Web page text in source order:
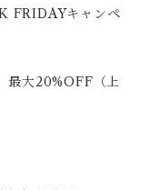
FRIDAYキャンペ
最大20%OFF（上